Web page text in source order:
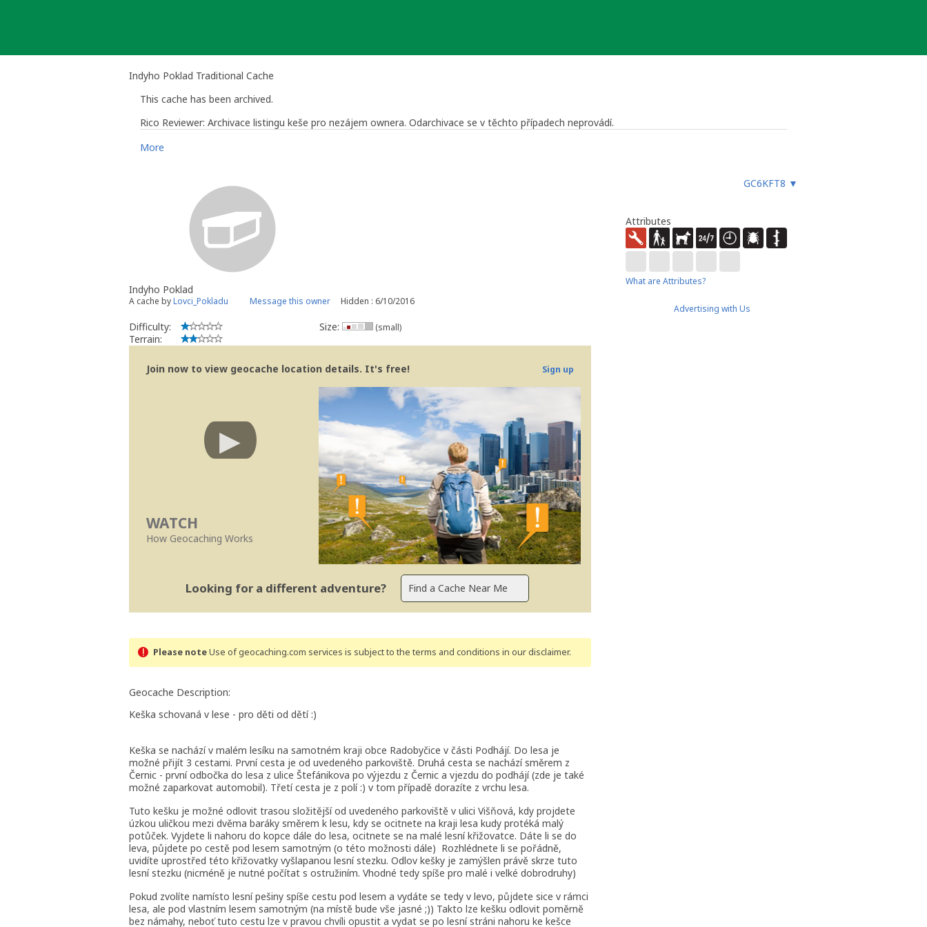
Indyho Poklad Traditional Cache
This cache has been archived.
Rico Reviewer: Archivace listingu keše pro nezájem ownera. Odarchivace se v těchto případech neprovádí.
Rico Reviewer
More
GC6KFT8 ▼
Indyho Poklad
A cache byLovci_Pokladu Message this owner Hidden : 6/10/2016
Difficulty:
Terrain:
Size: (small)
Join now to view geocache location details. It's free! Sign up
WATCH
How Geocaching Works
Looking for a different adventure?
Please noteUse of geocaching.com services is subject to the terms and conditions in our disclaimer.
Geocache Description:
Keška schovaná v lese - pro děti od dětí :)
Keška se nachází v malém lesíku na samotném kraji obce Radobyčice v části Podhájí. Do lesa je
možné přijít 3 cestami. První cesta je od uvedeného parkoviště. Druhá cesta se nachází směrem z
Černic - první odbočka do lesa z ulice Štefánikova po výjezdu z Černic a vjezdu do podhájí (zde je také
možné zaparkovat automobil). Třetí cesta je z polí :) v tom případě dorazíte z vrchu lesa.
Tuto kešku je možné odlovit trasou složitější od uvedeného parkoviště v ulici Višňová, kdy projdete
úzkou uličkou mezi dvěma baráky směrem k lesu, kdy se ocitnete na kraji lesa kudy protéká malý
potůček. Vyjdete li nahoru do kopce dále do lesa, ocitnete se na malé lesní křižovatce. Dáte li se do
leva, půjdete po cestě pod lesem samotným (o této možnosti dále) Rozhlédnete li se pořádně,
uvidíte uprostřed této křižovatky vyšlapanou lesní stezku. Odlov kešky je zamýšlen právě skrze tuto
lesní stezku (nicméně je nutné počítat s ostružiním. Vhodné tedy spíše pro malé i velké dobrodruhy)
Pokud zvolíte namísto lesní pešiny spíše cestu pod lesem a vydáte se tedy v levo, půjdete sice v rámci
lesa, ale pod vlastním lesem samotným (na místě bude vše jasné ;)) Takto lze kešku odlovit poměrně
bez námahy, neboť tuto cestu lze v pravou chvíli opustit a vydat se po lesní stráni nahoru ke kešce
Attributes
What are Attributes?
Advertising with Us